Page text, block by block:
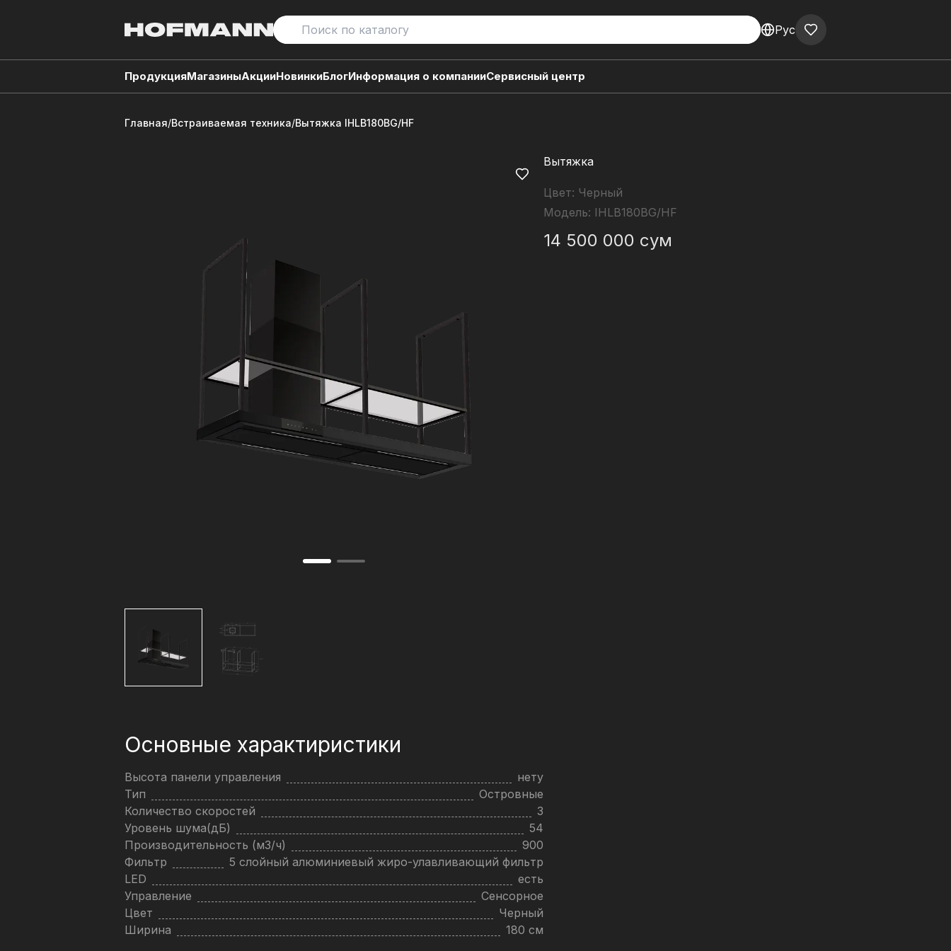
Рус
ПродукцияМагазиныАкцииНовинкиБлогИнформация о компанииСервисный центр
Главная/Встраиваемая техника/Вытяжка IHLB180BG/HF
Основные характиристики
Высота панели управления
нету
Тип
Островные
Количество скоростей
3
Уровень шума(дБ)
54
Производительность (м3/ч)
900
Фильтр
5 слойный алюминиевый жиро-улавливающий фильтр
LED
есть
Управление
Сенсорное
Цвет
Черный
Ширина
180 см
Вытяжка
Цвет: Черный
Модель: IHLB180BG/HF
14 500 000 сум